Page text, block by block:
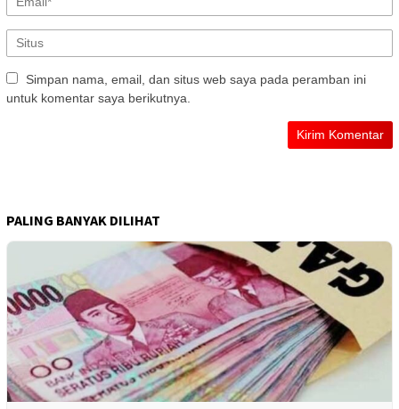
Simpan nama, email, dan situs web saya pada peramban ini
untuk komentar saya berikutnya.
PALING BANYAK DILIHAT